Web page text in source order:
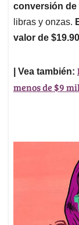
conversión de
libras y onzas.
valor de
| Vea también:
menos de $9